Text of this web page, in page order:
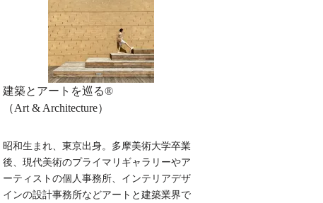
建築とアートを巡る®︎
（Art & Architecture）
昭和生まれ、東京出身。多摩美術大学卒業
後、現代美術のプライマリギャラリーやア
ーティストの個人事務所、インテリアデザ
インの設計事務所などアートと建築業界で